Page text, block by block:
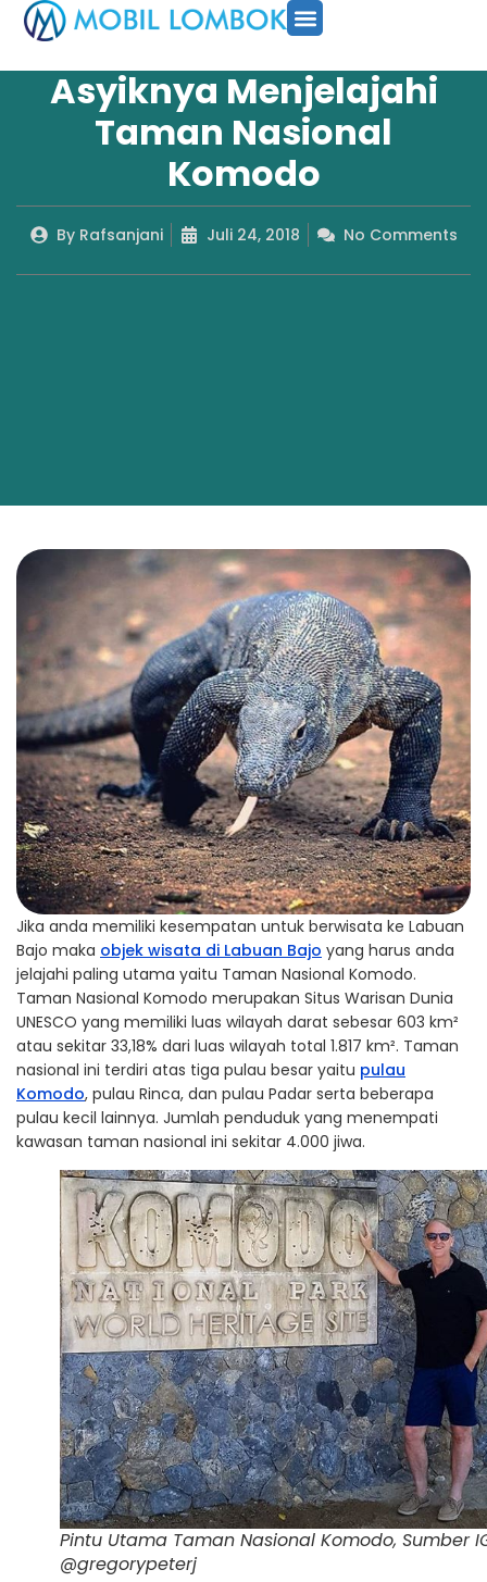
Asyiknya Menjelajahi
Taman Nasional
Komodo
ByRafsanjani Juli 24, 2018 No Comments
Jika anda memiliki kesempatan untuk berwisata ke Labuan
Bajo maka objek wisata di Labuan Bajo yang harus anda
jelajahi paling utama yaitu Taman Nasional Komodo.
Taman Nasional Komodo merupakan Situs Warisan Dunia
UNESCO yang memiliki luas wilayah darat sebesar 603 km²
atau sekitar 33,18% dari luas wilayah total 1.817 km². Taman
nasional ini terdiri atas tiga pulau besar yaitu pulau
Komodo, pulau Rinca, dan pulau Padar serta beberapa
pulau kecil lainnya. Jumlah penduduk yang menempati
kawasan taman nasional ini sekitar 4.000 jiwa.
Pintu Utama Taman Nasional Komodo, Sumber
@gregorypeterj